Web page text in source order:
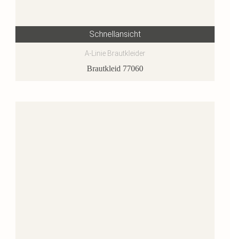
Schnellansicht
A-Linie Brautkleider
Brautkleid 77060